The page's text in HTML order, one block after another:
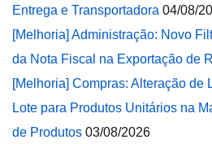
Entrega e Transportadora 04/08/
[Melhoria] Administração: Novo
da Nota Fiscal na Exportação de
[Melhoria] Compras: Alteração de
Lote para Produtos Unitários na
de Produtos 03/08/2026